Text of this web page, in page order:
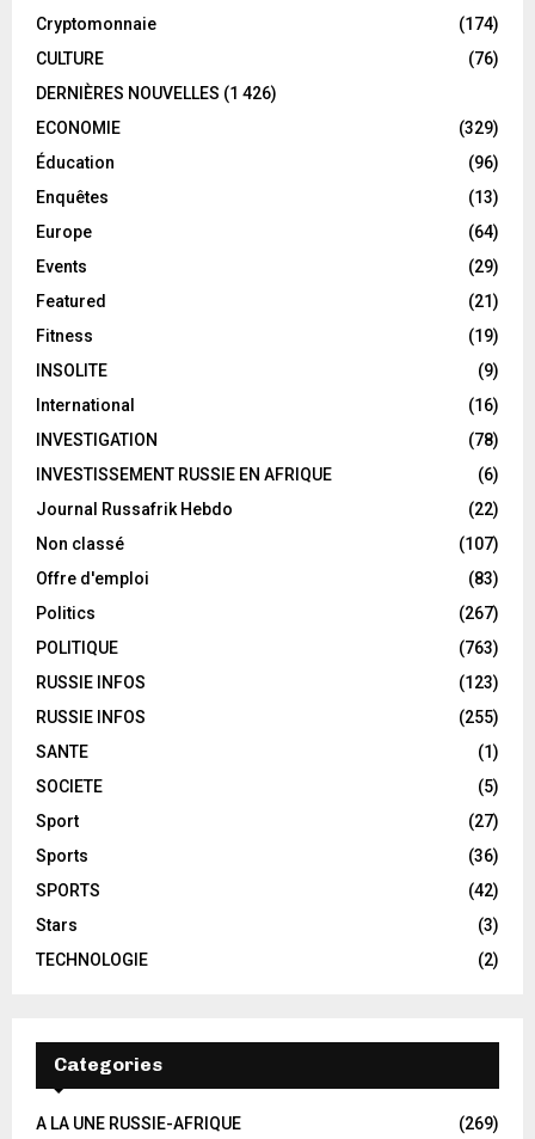
Cryptomonnaie
(174)
CULTURE
(76)
DERNIÈRES NOUVELLES (1 426)
ECONOMIE
(329)
Éducation
(96)
Enquêtes
(13)
Europe
(64)
Events
(29)
Featured
(21)
Fitness
(19)
INSOLITE
(9)
International
(16)
INVESTIGATION
(78)
INVESTISSEMENT RUSSIE EN AFRIQUE
(6)
Journal Russafrik Hebdo
(22)
Non classé
(107)
Offre d'emploi
(83)
Politics
(267)
POLITIQUE
(763)
RUSSIE INFOS
(123)
RUSSIE INFOS
(255)
SANTE
(1)
SOCIETE
(5)
Sport
(27)
Sports
(36)
SPORTS
(42)
Stars
(3)
TECHNOLOGIE
(2)
Categories
A LA UNE RUSSIE-AFRIQUE
(269)